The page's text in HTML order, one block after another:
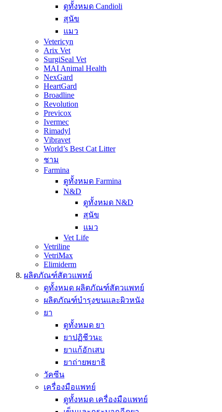
ดูทั้งหมด Candioli
สุนัข
แมว
Vetericyn
Arix Vet
SurgiSeal Vet
MAI Animal Health
NexGard
HeartGard
Broadline
Revolution
Previcox
Ivermec
Rimadyl
Vibravet
World’s Best Cat Litter
ชาม
Farmina
ดูทั้งหมด Farmina
N&D
ดูทั้งหมด N&D
สุนัข
แมว
Vet Life
Vetriline
VetriMax
Elimiderm
ผลิตภัณฑ์สัตวแพทย์
ดูทั้งหมด ผลิตภัณฑ์สัตวแพทย์
ผลิตภัณฑ์บำรุงขนและผิวหนัง
ยา
ดูทั้งหมด ยา
ยาปฏิชีวนะ
ยาแก้อักเสบ
ยาถ่ายพยาธิ
วัคซีน
เครื่องมือแพทย์
ดูทั้งหมด เครื่องมือแพทย์